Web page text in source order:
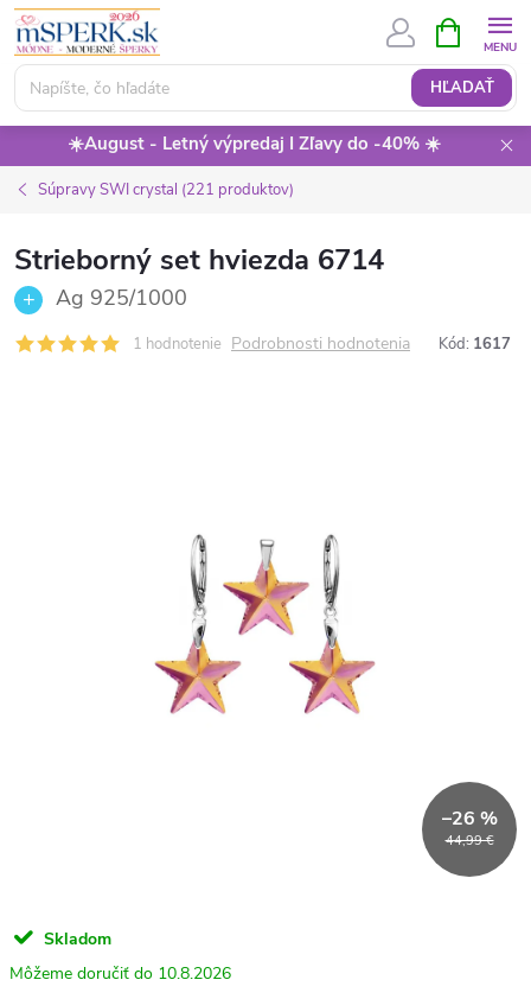
Prejsť
obsah
HĽADAŤ
KOŠÍK
☀️August - Letný výpredaj I Zľavy do -40% ☀️
Súpravy SWI crystal (221 produktov)
Strieborný set hviezda 6714
Ag 925/1000
1 hodnotenie Podrobnosti hodnotenia Kód: 1617
44,99 €
–26 %
Skladom
10.8.2026